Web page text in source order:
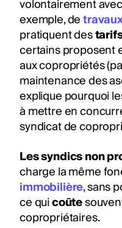
volontairement
exemple, de
pratiquent des
certains proposent
aux copropriétés
maintenance des
explique pourquoi
à mettre en
syndicat de
Les syndics non
charge la même
immobilière, sans
ce quicoûte
copropriétaires.